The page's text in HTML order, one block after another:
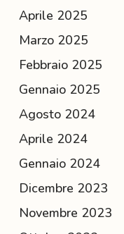
Aprile 2025
Marzo 2025
Febbraio 2025
Gennaio 2025
Agosto 2024
Aprile 2024
Gennaio 2024
Dicembre 2023
Novembre 2023